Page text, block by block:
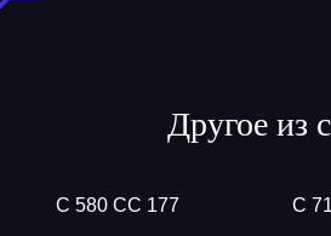
Другое из
С 580 СС 177 С